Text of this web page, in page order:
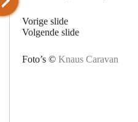
Vorige slide
Volgende slide
Foto’s © Knaus Caravan